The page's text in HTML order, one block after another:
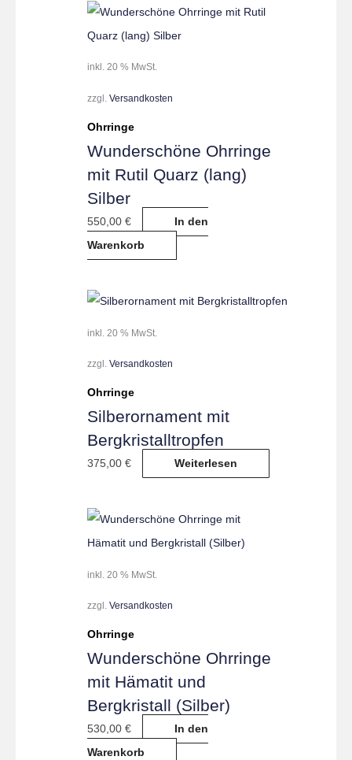
inkl. 20 % MwSt.
zzgl.Versandkosten
Ohrringe
Wunderschöne Ohrringe
mit Rutil Quarz (lang)
Silber
550,00€
In den
Warenkorb
inkl. 20 % MwSt.
zzgl.Versandkosten
Ohrringe
Silberornament mit
Bergkristalltropfen
375,00€ Weiterlesen
inkl. 20 % MwSt.
zzgl.Versandkosten
Ohrringe
Wunderschöne Ohrringe
mit Hämatit und
Bergkristall (Silber)
530,00€
In den
Warenkorb